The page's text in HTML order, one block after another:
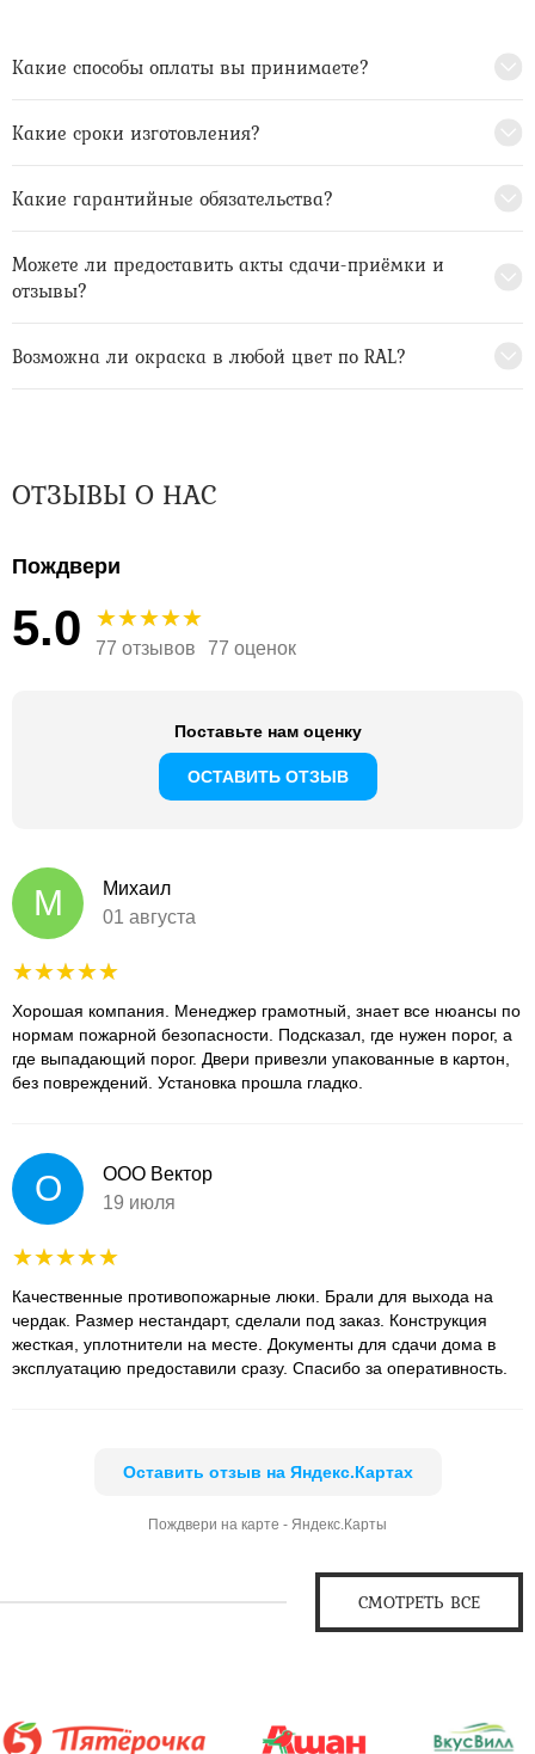
Какие способы оплаты вы принимаете?
Какие сроки изготовления?
Какие гарантийные обязательства?
Можете ли предоставить акты сдачи-приёмки и
отзывы?
Возможна ли окраска в любой цвет по RAL?
ОТЗЫВЫ О НАС
Пождвери
5.0 77 отзывов 77 оценок
Поставьте нам оценку
ОСТАВИТЬ ОТЗЫВ
М
Михаил
01 августа
Хорошая компания. Менеджер грамотный, знает все нюансы по
нормам пожарной безопасности. Подсказал, где нужен порог, а
где выпадающий порог. Двери привезли упакованные в картон,
без повреждений. Установка прошла гладко.
О
ООО Вектор
19 июля
Качественные противопожарные люки. Брали для выхода на
чердак. Размер нестандарт, сделали под заказ. Конструкция
жесткая, уплотнители на месте. Документы для сдачи дома в
эксплуатацию предоставили сразу. Спасибо за оперативность.
Оставить отзыв на Яндекс.Картах
Пождвери на карте - Яндекс.Карты
СМОТРЕТЬ ВСЕ